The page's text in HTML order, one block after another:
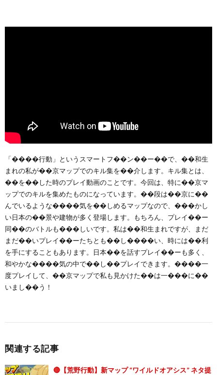
「����行動」というスマートフ��ン��ー��で、��和生
まれの私が��京マップでのキル集を��介します。キル集とは、
��を��した時のプレイ動画のことです。今回は、特に��京マ
ップでのキルを集めたものになっています。��段は��京に��
んでいるような����気を��しめるマップなので、���かし
い日本の��景や建物が多く登場します。もちろん、プレイ��ー
同��のバトルも���しいです。私は��和生まれですが、まだ
まだ��いプレイ��ーたちとも��し����い、時には��利
を手にすることもあります。日本��を話すプレイ��ーも多く、
和やかな����気の中で��し��プレイできます。����一
度プレイして、��京マップで私も見かけた��は一���に��
いまし��う！
関連する記事
🔴【荒野行動】新マップ “ワイルドオアシス” ネタ提